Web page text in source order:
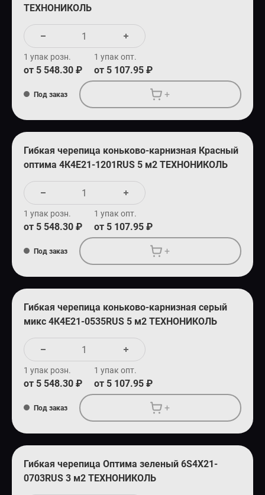
ТЕХНОНИКОЛЬ
1 упак розн.
от 5 548.30 ₽
1 упак опт.
от 5 107.95 ₽
Под заказ +
Гибкая черепица коньково-карнизная Красный
оптима 4К4Е21-1201RUS 5 м2 ТЕХНОНИКОЛЬ
1 упак розн.
от 5 548.30 ₽
1 упак опт.
от 5 107.95 ₽
Под заказ +
Гибкая черепица коньково-карнизная серый
микс 4К4Е21-0535RUS 5 м2 ТЕХНОНИКОЛЬ
1 упак розн.
от 5 548.30 ₽
1 упак опт.
от 5 107.95 ₽
Под заказ +
Гибкая черепица Оптима зеленый 6S4X21-
0703RUS 3 м2 ТЕХНОНИКОЛЬ